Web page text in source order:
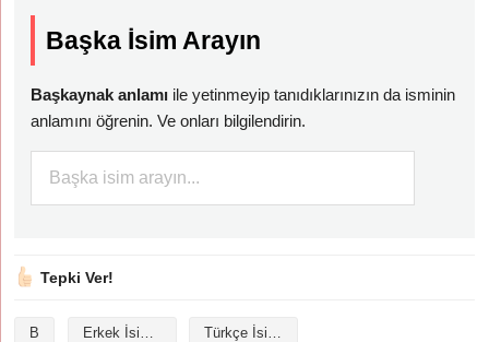
Başka İsim Arayın
Başkaynak anlamı ile yetinmeyip tanıdıklarınızın da isminin
anlamını öğrenin. Ve onları bilgilendirin.
Tepki Ver!
B Erkek İsimleri Türkçe İsimler